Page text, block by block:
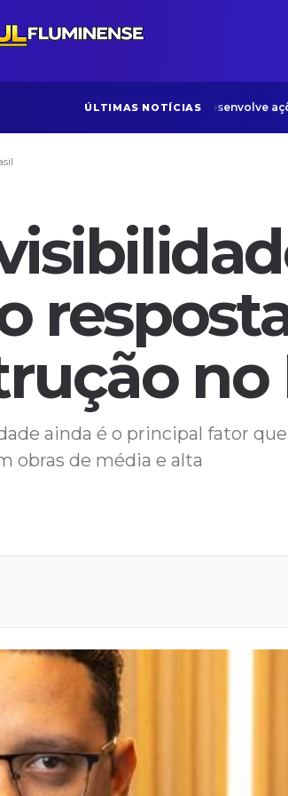
ÚLTIMAS NOTÍCIAS
ONG Bom Samaritano desenvolve ações
no
ainda é o principal fator que
obras de média e alta